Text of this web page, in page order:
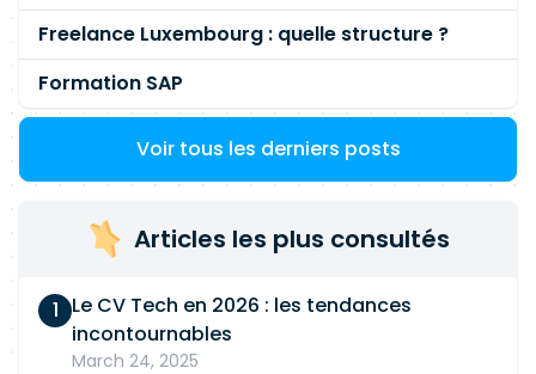
Freelance Luxembourg : quelle structure ?
Formation SAP
Voir tous les derniers posts
Articles les plus consultés
Le CV Tech en 2026 : les tendances
incontournables
March 24, 2025